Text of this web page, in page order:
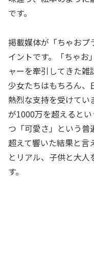
です。
掲載媒体が「ちゃおプ
イントです。「ちゃお
ャーを牽引してきた
少女たちはもちろん、
熱烈な支持を受けてい
が1000万を超えると
つ「可愛さ」という普
超えて響いた結果と言
とリアル、子供と大
す。